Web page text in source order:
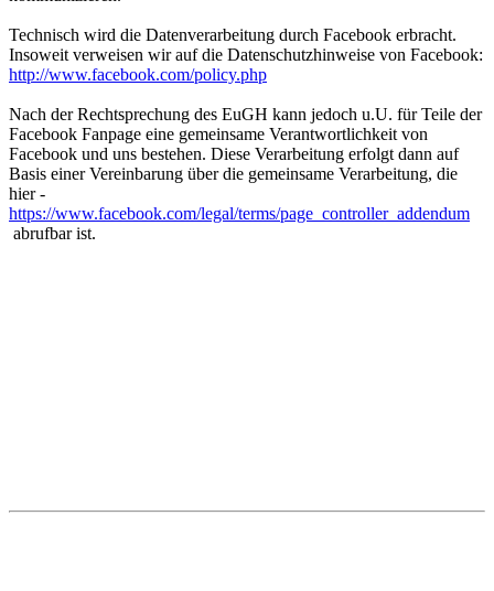
Technisch wird die Datenverarbeitung durch Facebook erbracht.
Insoweit verweisen wir auf die Datenschutzhinweise von Facebook:
http://www.facebook.com/policy.php
Nach der Rechtsprechung des EuGH kann jedoch u.U. für Teile der
Facebook Fanpage eine gemeinsame Verantwortlichkeit von
Facebook und uns bestehen. Diese Verarbeitung erfolgt dann auf
Basis einer Vereinbarung über die gemeinsame Verarbeitung, die
hier -
https://www.facebook.com/legal/terms/page_controller_addendum
abrufbar ist.